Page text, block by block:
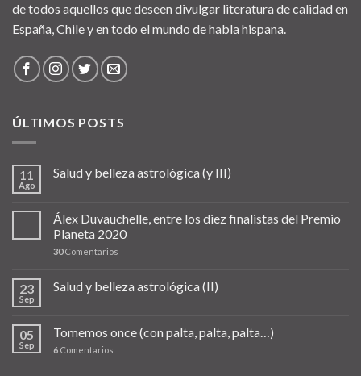
de todos aquellos que deseen divulgar literatura de calidad en
España, Chile y en todo el mundo de habla hispana.
ÚLTIMOS POSTS
11
Ago
Salud y belleza astrológica (y III)
Álex Duvauchelle, entre los diez finalistas del Premio
Planeta 2020
30Comentarios
23
Sep
Salud y belleza astrológica (II)
05
Sep
Tomemos once (con palta, palta, palta…)
6 Comentarios